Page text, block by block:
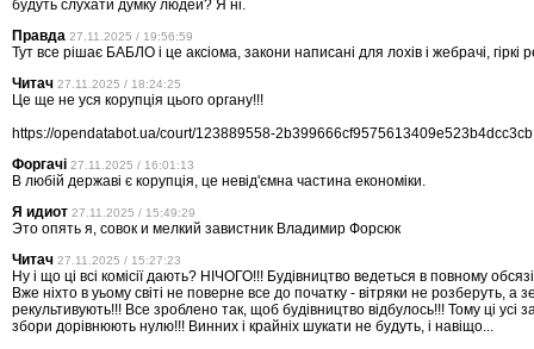
будуть слухати думку людей? Я ні.
Правда 27.11.2025 / 19:56:59
Тут все рішає БАБЛО і це аксіома, закони написані для лохів і жебрачі, гіркі
Читач 27.11.2025 / 18:24:25
Це ще не уся корупція цього органу!!!
https://opendatabot.ua/court/123889558-2b399666cf9575613409e523b4dcc3cb
Форгачі 27.11.2025 / 16:01:13
В любій державі є корупція, це невід'ємна частина економіки.
Я идиот 27.11.2025 / 15:49:29
Это опять я, совок и мелкий завистник Владимир Форсюк
Читач 27.11.2025 / 15:27:23
Ну і що ці всі комісії дають? НІЧОГО!!! Будівництво ведеться в повному
Вже ніхто в уьому світі не поверне все до початку - вітряки не розберуть, а
рекультивують!!! Все зроблено так, щоб будівництво відбулось!!! Тому ці усі
збори дорівнюють нулю!!! Винних і крайніх шукати не будуть, і навіщо...